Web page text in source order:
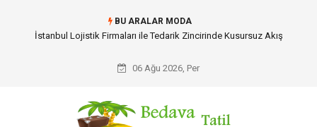
BU ARALAR MODA
Dalaman Bozburun Transfer: Seyahat Prestijinde Ve Zaman Yönetiminde
06 Ağu 2026, Per